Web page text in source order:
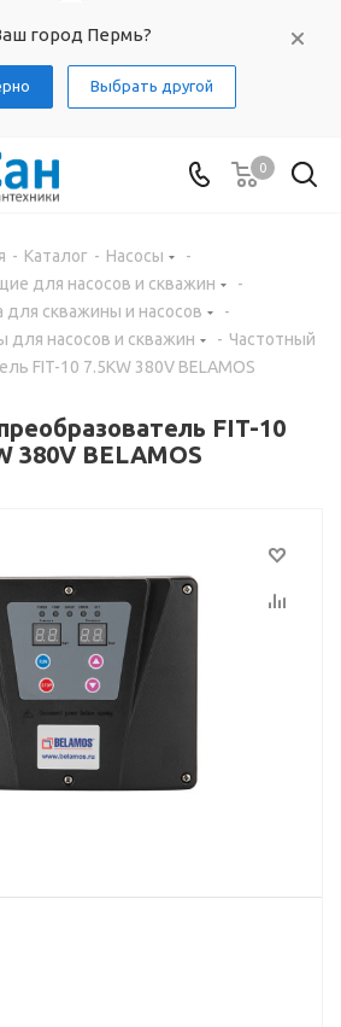
город Пермь?
Выбрать другой
0
- Каталог - Насосы
-
для насосов и скважин
-
для скважины и насосов
-
для насосов и скважин
- Частотный
FIT-10 7.5KW 380V BELAMOS
FIT-10
380V BELAMOS